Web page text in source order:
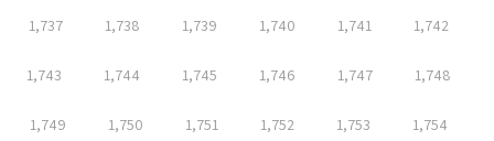
1,737 1,738 1,739 1,740 1,741 1,742
1,743 1,744 1,745 1,746 1,747 1,748
1,749 1,750 1,751 1,752 1,753 1,754